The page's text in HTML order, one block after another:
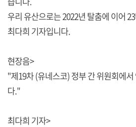
우리 유산으로는 2022년 탈춤에 이어
최다희 기자입니다.
현장음>
"제19차 (유네스코) 정부 간 위원회에
다."
최다희 기자>